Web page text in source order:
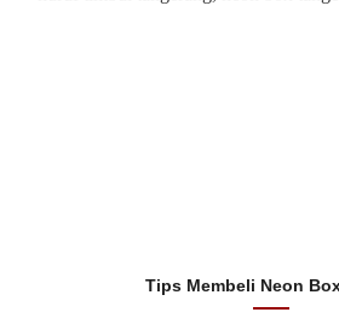
Tips Membeli Neon